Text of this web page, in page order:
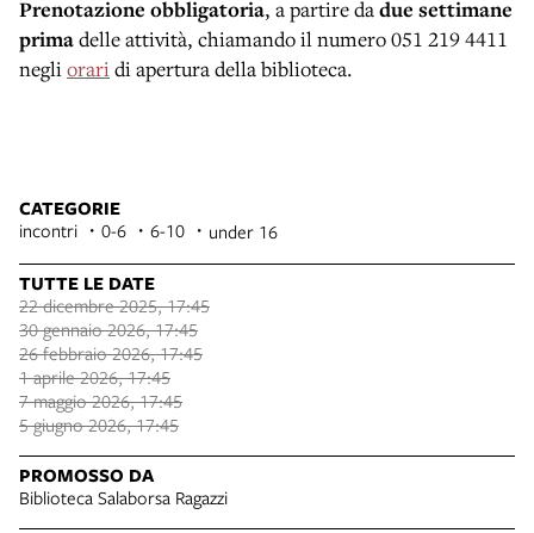
Prenotazione obbligatoria, a partire dadue settimane
primadelle attività, chiamando il numero 051 219 4411
neglioraridi apertura della biblioteca.
CATEGORIE
incontri 0-6 6-10 under 16
TUTTE LE DATE
22 dicembre 2025, 17:45
30 gennaio 2026, 17:45
26 febbraio 2026, 17:45
1 aprile 2026, 17:45
7 maggio 2026, 17:45
5 giugno 2026, 17:45
PROMOSSO DA
Biblioteca Salaborsa Ragazzi